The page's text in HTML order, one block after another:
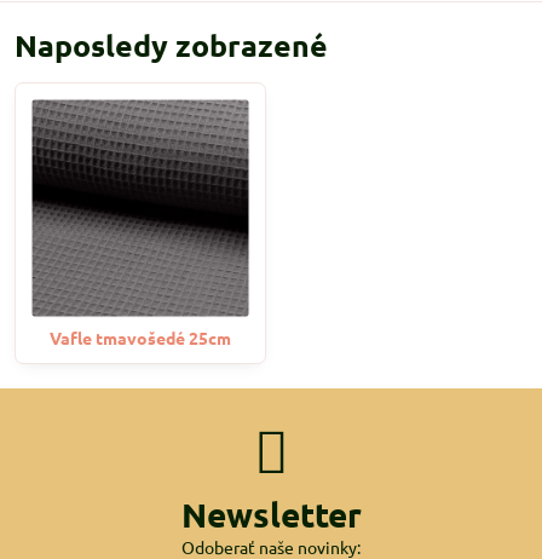
Naposledy zobrazené
Vafle tmavošedé 25cm
Newsletter
Odoberať naše novinky: